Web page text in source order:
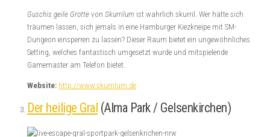
Guschis geile Grotte von Skurrilum ist wahrlich skurril. Wer hätte sich
träumen lassen, sich jemals in eine Hamburger Kiezkneipe mit SM-
Dungeon einsperren zu lassen? Dieser Raum bietet ein ungewöhnliches
Setting, welches fantastisch umgesetzt wurde und mitspielende
Gamemaster am Telefon bietet.
Website: http://www.skurrilum.de
Der heilige Gral (Alma Park / Gelsenkirchen)